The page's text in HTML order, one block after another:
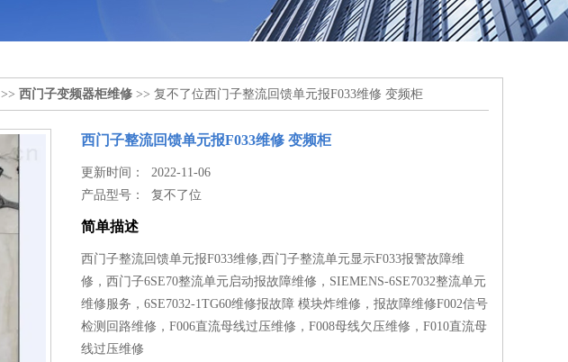
>> 西门子变频器柜维修 >> 复不了位西门子整流回馈单元报F033维修 变频柜
西门子整流回馈单元报F033维修 变频柜
更新时间： 2022-11-06
产品型号：复不了位
简单描述
西门子整流回馈单元报F033维修,西门子整流单元显示F033报警故障维
修，西门子6SE70整流单元启动报故障维修，SIEMENS-6SE7032整流单元
维修服务，6SE7032-1TG60维修报故障 模块炸维修，报故障维修F002信号
检测回路维修，F006直流母线过压维修，F008母线欠压维修，F010直流母
线过压维修